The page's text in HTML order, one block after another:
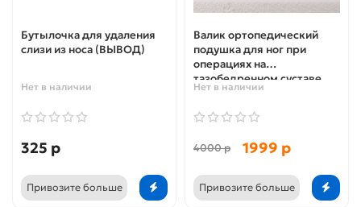
Бутылочка для удаления
слизи из носа (ВЫВОД)
Нет в наличии
325 р
Привозите больше
Валик ортопедический
подушка для ног при
операциях на
тазобедренном суставе
двойная тривес т 317
Нет в наличии
4000 р 1999 р
Привозите больше